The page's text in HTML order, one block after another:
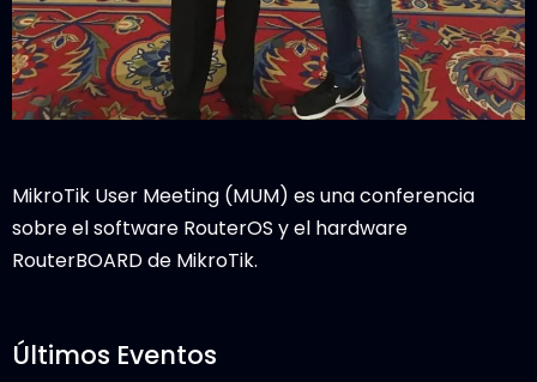
MikroTik User Meeting (MUM) es una conferencia
sobre el software RouterOS y el hardware
RouterBOARD de MikroTik.
Últimos Eventos